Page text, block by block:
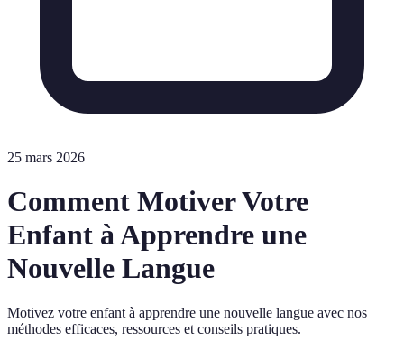
25 mars 2026
Comment Motiver Votre
Enfant à Apprendre une
Nouvelle Langue
Motivez votre enfant à apprendre une nouvelle langue avec nos
méthodes efficaces, ressources et conseils pratiques.